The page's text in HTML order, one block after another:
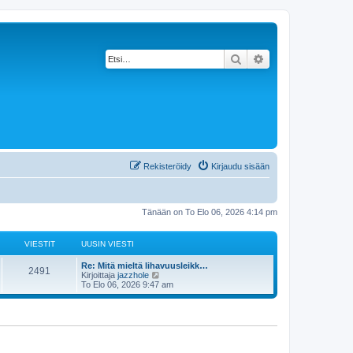
Etsi
Kirjaudu sisään
Rekisteröidy
Tänään on To Elo 06, 2026 4:14 pm
VIESTIT UUSIN VIESTI
2491
Re: Mitä mieltä lihavuusleikk…
Kirjoittaja jazzhole
ä
y
To Elo 06, 2026 9:47 am